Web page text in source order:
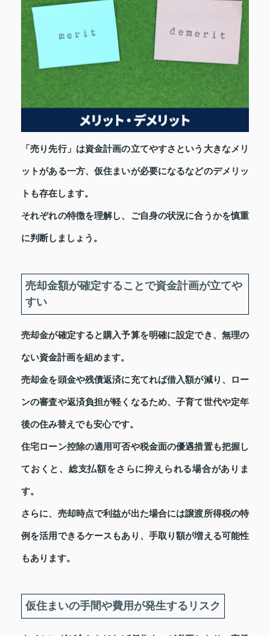
「売り先行」は資金計画の立てやすさという大きなメリ
ットがある一方、仮住まいが必要になるなどのデメリッ
トも存在します。
それぞれの特徴を理解し、ご自身の状況に合うかを慎重
に判断しましょう。
売却金額が確定することで資金計画が立てや
すい
売却金が確定すると購入予算を明確に設定でき、無理の
ない資金計画を組めます。
売却金を頭金や残債返済に充てれば借入額が減り、ロー
ンの審査や返済負担が軽くなるため、子育て世代や定年
後の住み替えでも安心です。
住宅ローン控除の適用可否や税金面の優遇措置も把握し
ておくと、総支払額をさらに抑えられる場合がありま
す。
さらに、売却時点で利益が出た場合には譲渡所得税の特
例を活用できるケースもあり、手取り額が増える可能性
もあります。
仮住まいの手間や費用が発生するリスク